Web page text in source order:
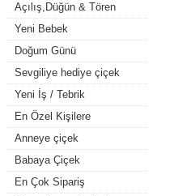
Açılış,Düğün & Tören
Yeni Bebek
Doğum Günü
Sevgiliye hediye çiçek
Yeni İş / Tebrik
En Özel Kişilere
Anneye çiçek
Babaya Çiçek
En Çok Sipariş